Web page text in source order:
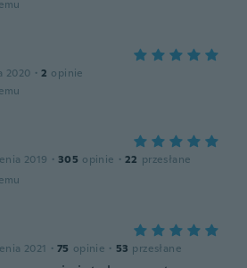
2020 · 2 opinie
2019 · 305 opinie · 22 przesłane
2021 · 75 opinie · 53 przesłane